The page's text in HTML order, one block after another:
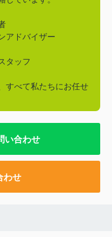
アドバイザー
タッフ
すべて私たちにお任せ
い合わせ
わせ